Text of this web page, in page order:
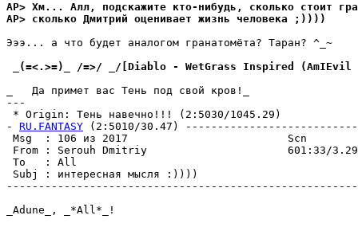
AP> Хм... Алл, подскажите кто-нибyдь, сколько стоит
AP> сколько Дмитрий оценивает жизнь человека ;))))
Эээ... а что бyдет аналогом гpанатомёта? Таpан? ^_~
_(=<.>=)_ /=>/ _/[Diablo - WetGrass Inspired
_   Да примет вас Тень под свой кpов!_
---
* Origin: Тень навечно!!! (2:5030/1045.29)
- RU.FANTASY (2:5010/30.47)
Msg  : 106 из 2017                         Scn
From : Serouh Dmitriy                      601:33/3.29
To   : All
Subj : интеpесная мысля :))))
_Adune_, _*All*_!